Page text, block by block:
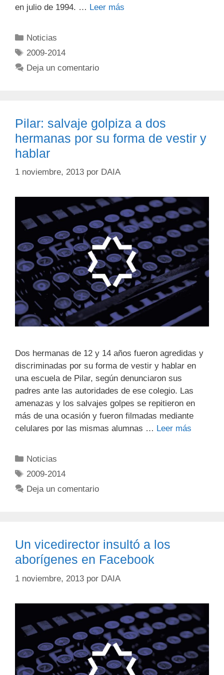
en julio de 1994. … Leer más
Noticias
2009-2014
Deja un comentario
Pilar: salvaje golpiza a dos
hermanas por su forma de vestir y
hablar
1 noviembre, 2013 por DAIA
Dos hermanas de 12 y 14 años fueron agredidas y
discriminadas por su forma de vestir y hablar en
una escuela de Pilar, según denunciaron sus
padres ante las autoridades de ese colegio. Las
amenazas y los salvajes golpes se repitieron en
más de una ocasión y fueron filmadas mediante
celulares por las mismas alumnas … Leer más
Noticias
2009-2014
Deja un comentario
Un vicedirector insultó a los
aborígenes en Facebook
1 noviembre, 2013 por DAIA